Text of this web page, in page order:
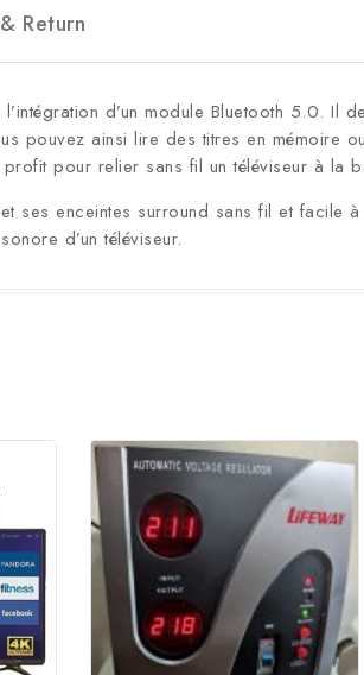
Return
d’un module Bluetooth 5.0. Il
pouvez ainsi lire des titres en mémoire
pour relier sans fil un téléviseur à la
ses enceintes surround sans fil et facile
d’un téléviseur.